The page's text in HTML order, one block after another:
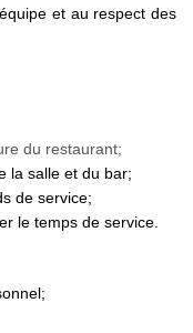
et au respect des
du restaurant;
la salle et du bar;
de service;
le temps de service.